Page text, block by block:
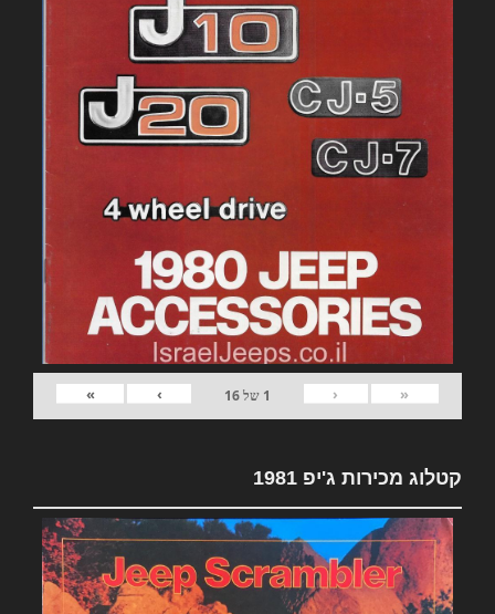
«
‹
1 של16
›
»
קטלוג מכירות ג'יפ 1981